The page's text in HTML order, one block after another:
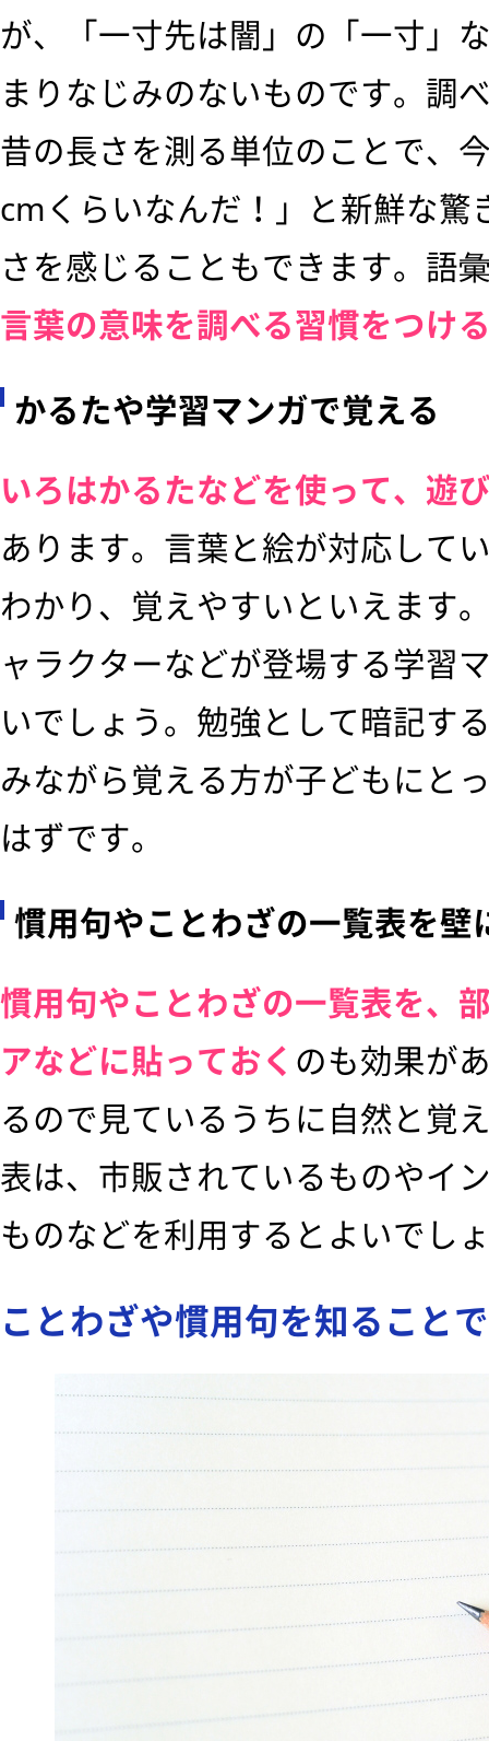
が、「一寸先は闇」の「一寸」
まりなじみのないものです。調
昔の長さを測る単位のことで、
cmくらいなんだ！」と新鮮な驚
さを感じることもできます。語
言葉の意味を調べる習慣をつけ
かるたや学習マンガで覚える
いろはかるたなどを使って、遊
あります。言葉と絵が対応して
わかり、覚えやすいといえます
ャラクターなどが登場する学習
いでしょう。勉強として暗記す
みながら覚える方が子どもにと
はずです。
慣用句やことわざの一覧表を壁
慣用句やことわざの一覧表を、
アなどに貼っておく のも効果が
るので見ているうちに自然と覚
表は、市販されているものやイ
ものなどを利用するとよいでし
ことわざや慣用句を知ること